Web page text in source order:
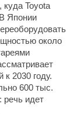
куда Toyota
Японии
около
2030 году.
600 тыс.
речь идет